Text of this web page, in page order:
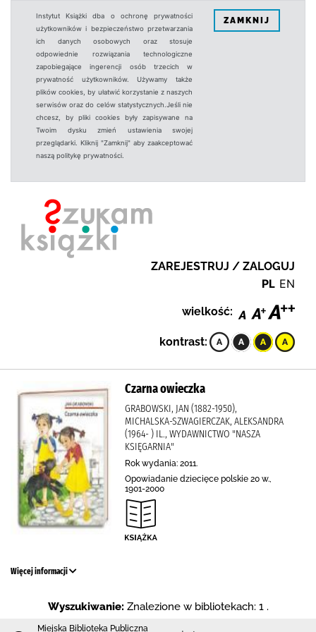
Instytut Książki dba o ochronę prywatności
użytkowników i bezpieczeństwo przetwarzania
ich danych osobowych oraz stosuje
odpowiednie rozwiązania technologiczne
zapobiegające ingerencji osób trzecich w
prywatność użytkowników. Używamy także
plików cookies, by ułatwić korzystanie z naszych
serwisów oraz do celów statystycznych.Jeśli nie
chcesz, by pliki cookies były zapisywane na
Twoim dysku zmień ustawienia swojej
przeglądarki. Kliknij "Zamknij" aby zaakceptować
naszą politykę prywatności.
ZAMKNIJ
ZAREJESTRUJ / ZALOGUJ
PL EN
wielkość:
kontrast:
Czarna owieczka
GRABOWSKI, JAN (1882-1950),
MICHALSKA-SZWAGIERCZAK, ALEKSANDRA
(1964- ) IL., WYDAWNICTWO "NASZA
KSIĘGARNIA"
Rok wydania: 2011.
Opowiadanie dziecięce polskie 20 w.,
1901-2000
Więcej informacji
Wyszukiwanie: Znalezione w bibliotekach: 1 .
Miejska Biblioteka Publiczna